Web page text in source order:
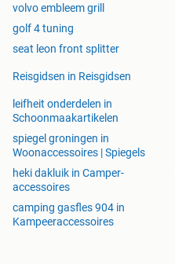
volvo embleem grill
golf 4 tuning
seat leon front splitter
Reisgidsen in Reisgidsen
leifheit onderdelen in
Schoonmaakartikelen
spiegel groningen in
Woonaccessoires | Spiegels
heki dakluik in Camper-
accessoires
camping gasfles 904 in
Kampeeraccessoires